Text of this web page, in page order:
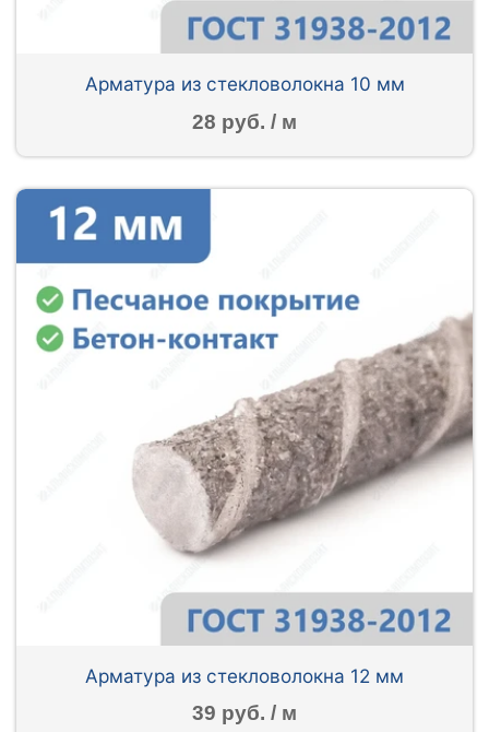
Арматура из стекловолокна 10 мм
28 руб. / м
Арматура из стекловолокна 12 мм
39 руб. / м